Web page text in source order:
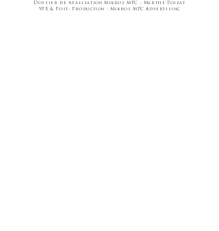
Dossier de
réalisation Mikros MPC : Marthe Poizat
VFX & Post- Production : Mikros MPC Advertising